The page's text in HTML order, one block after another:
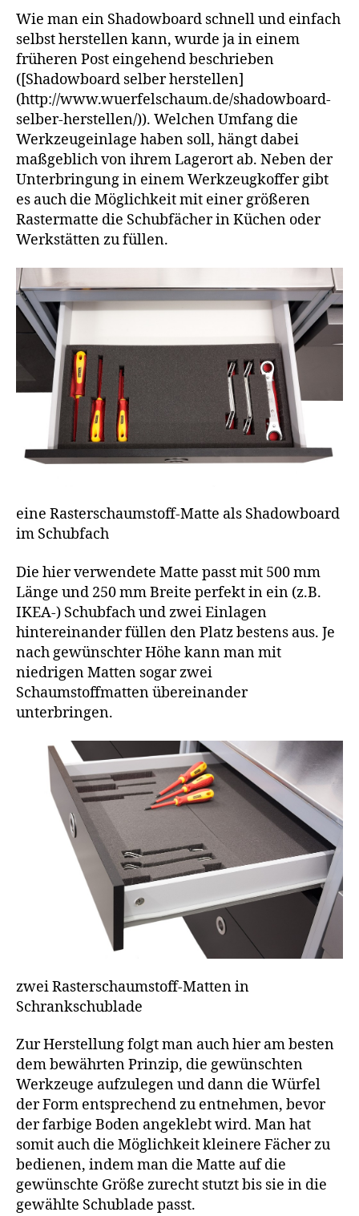
(Ikea)
Küchen-
Schubfach
//
selber
machen
Wie man ein Shadowboard schnell und einfach
selbst herstellen kann, wurde ja in einem
früheren Post eingehend beschrieben
([Shadowboard selber herstellen]
(http://www.wuerfelschaum.de/shadowboard-
selber-herstellen/)). Welchen Umfang die
Werkzeugeinlage haben soll, hängt dabei
maßgeblich von ihrem Lagerort ab. Neben der
Unterbringung in einem Werkzeugkoffer gibt
es auch die Möglichkeit mit einer größeren
Rastermatte die Schubfächer in Küchen oder
Werkstätten zu füllen.
eine Rasterschaumstoff-Matte als Shadowboard
im Schubfach
Die hier verwendete Matte passt mit 500 mm
Länge und 250 mm Breite perfekt in ein (z.B.
IKEA-) Schubfach und zwei Einlagen
hintereinander füllen den Platz bestens aus. Je
nach gewünschter Höhe kann man mit
niedrigen Matten sogar zwei
Schaumstoffmatten übereinander
unterbringen.
zwei Rasterschaumstoff-Matten in
Schrankschublade
Zur Herstellung folgt man auch hier am besten
dem bewährten Prinzip, die gewünschten
Werkzeuge aufzulegen und dann die Würfel
der Form entsprechend zu entnehmen, bevor
der farbige Boden angeklebt wird. Man hat
somit auch die Möglichkeit kleinere Fächer zu
bedienen, indem man die Matte auf die
gewünschte Größe zurecht stutzt bis sie in die
gewählte Schublade passt.